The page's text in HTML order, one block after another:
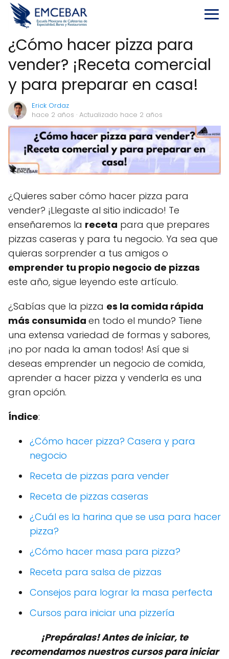
¿Cómo hacer pizza para
vender? ¡Receta comercial
y para preparar en casa!
Erick Ordaz
hace 2 años · Actualizado hace 2 años
¿Quieres saber cómo hacer pizza para
vender? ¡Llegaste al sitio indicado! Te
enseñaremos la receta para que prepares
pizzas caseras y para tu negocio. Ya sea que
quieras sorprender a tus amigos o
emprender tu propio negocio de pizzas
este año, sigue leyendo este artículo.
¿Sabías que la pizza es la comida rápida
más consumida en todo el mundo? Tiene
una extensa variedad de formas y sabores,
¡no por nada la aman todos! Así que si
deseas emprender un negocio de comida,
aprender a hacer pizza y venderla es una
gran opción.
Índice:
¿Cómo hacer pizza? Casera y para
negocio
Receta de pizzas para vender
Receta de pizzas caseras
¿Cuál es la harina que se usa para hacer
pizza?
¿Cómo hacer masa para pizza?
Receta para salsa de pizzas
Consejos para lograr la masa perfecta
Cursos para iniciar una pizzería
¡Prepáralas! Antes de iniciar, te
recomendamos nuestros cursos para iniciar